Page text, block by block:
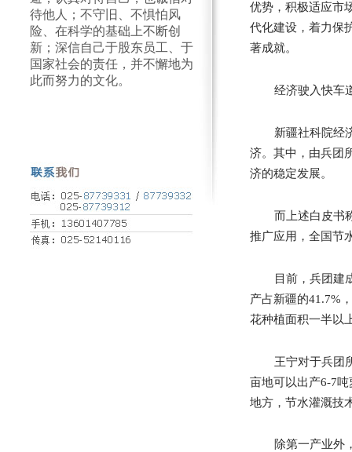
优势，积极适应市
代化建设，着力保
著成就。
经济驶入快车
新疆社科院经
济。其中，由兵团
济的稳定发展。
而上述白皮书
推广应用，全国节
目前，兵团建
产占新疆的41.7%
花种植面积一半以
王宁对于兵团
亩地可以出产6-7吨
地方，节水灌溉技
除第一产业外
待他人；不守旧、不惧怕风
险、在科学的基础上不断创
新；深信自己于股东员工、于
国家社会的责任，并不懈地为
此而努力的文化。